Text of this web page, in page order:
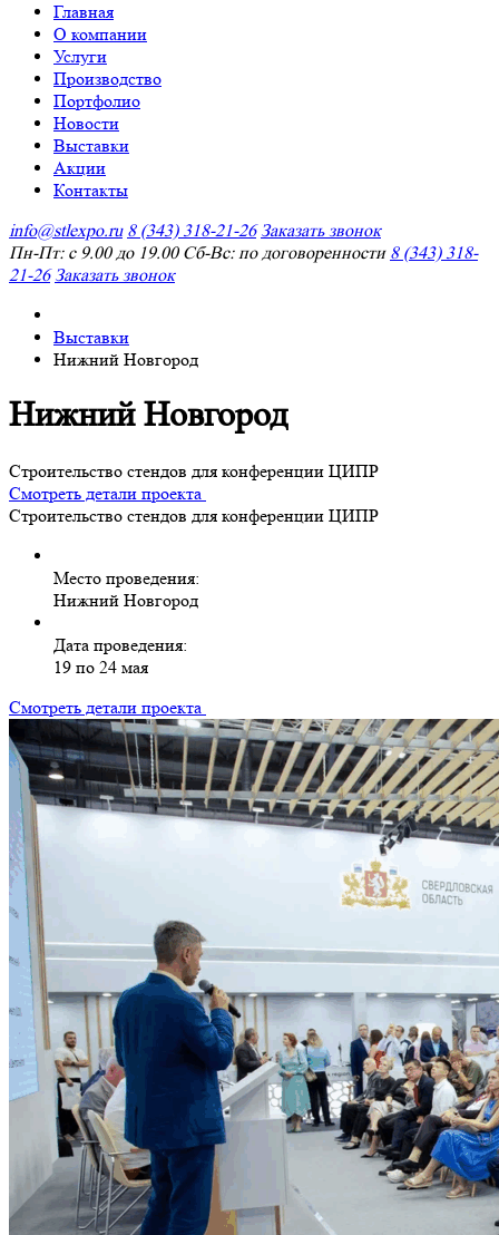
Главная
О компании
Услуги
Производство
Портфолио
Новости
Выставки
Акции
Контакты
info@stlexpo.ru 8 (343) 318-21-26 Заказать звонок
Пн-Пт: с 9.00 до 19.00 Сб-Вс: по договоренности 8 (343) 318-
21-26 Заказать звонок
Выставки
Нижний Новгород
Нижний Новгород
Строительство стендов для конференции ЦИПР
Смотреть детали проекта
Строительство стендов для конференции ЦИПР
Место проведения:
Нижний Новгород
Дата проведения:
19 по 24 мая
Смотреть детали проекта